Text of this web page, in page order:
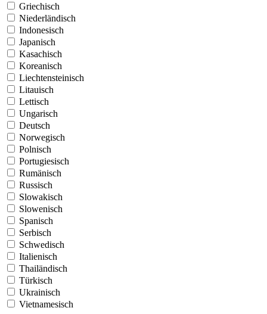
Griechisch
Niederländisch
Indonesisch
Japanisch
Kasachisch
Koreanisch
Liechtensteinisch
Litauisch
Lettisch
Ungarisch
Deutsch
Norwegisch
Polnisch
Portugiesisch
Rumänisch
Russisch
Slowakisch
Slowenisch
Spanisch
Serbisch
Schwedisch
Italienisch
Thailändisch
Türkisch
Ukrainisch
Vietnamesisch